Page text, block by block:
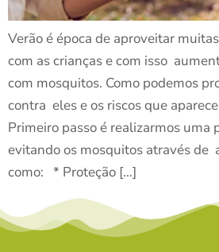
Verão é época de aproveitar
com as crianças e com isso
com mosquitos. Como podemos
contra eles e os riscos que
Primeiro passo é realizarmos uma
evitando os mosquitos através de
como: * Proteção […]